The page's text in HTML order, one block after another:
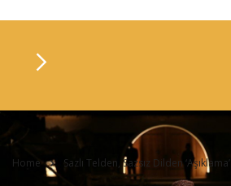
Home Sazlı Telden, Sazsız Dilden ‘Aşıklama’